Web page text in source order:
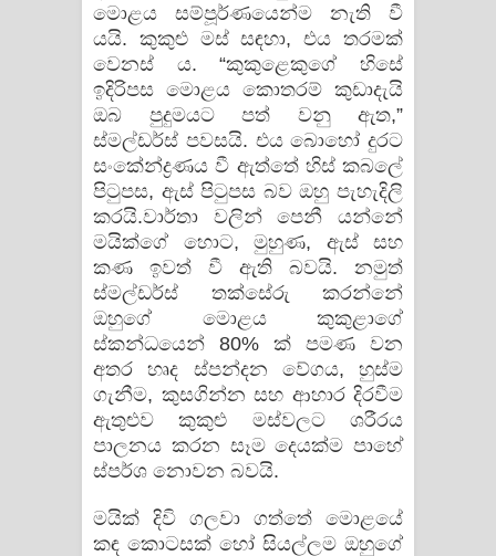
මොළය සම්පූර්ණයෙන්ම නැති වී
යයි. කුකුළු මස් සඳහා, එය තරමක්
වෙනස් ය. “කුකුළෙකුගේ හිසේ
ඉදිරිපස මොළය කොතරම් කුඩාදැයි
ඔබ පුදුමයට පත් වනු ඇත,”
ස්මල්ඩර්ස් පවසයි. එය බොහෝ දුරට
සංකේන්ද්‍රණය වී ඇත්තේ හිස් කබලේ
පිටුපස, ඇස් පිටුපස බව ඔහු පැහැදිලි
කරයි.වාර්තා වලින් පෙනී යන්නේ
මයික්ගේ හොට, මුහුණ, ඇස් සහ
කණ ඉවත් වී ඇති බවයි. නමුත්
ස්මල්ඩර්ස් තක්සේරු කරන්නේ
ඔහුගේ මොළය කුකුළාගේ
ස්කන්ධයෙන් 80% ක් පමණ වන
අතර හෘද ස්පන්දන වේගය, හුස්ම
ගැනීම, කුසගින්න සහ ආහාර දිරවීම
ඇතුළුව කුකුළු මස්වලට ශරීරය
පාලනය කරන සෑම දෙයක්ම පාහේ
ස්පර්ශ නොවන බවයි.
මයික් දිවි ගලවා ගත්තේ මොළයේ
කඳ කොටසක් හෝ සියල්ලම ඔහුගේ